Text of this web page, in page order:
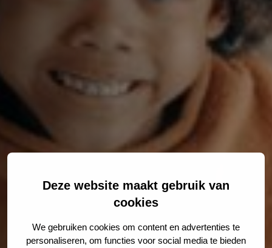
Deze website maakt gebruik van
cookies
We gebruiken cookies om content en advertenties te
personaliseren, om functies voor social media te bieden